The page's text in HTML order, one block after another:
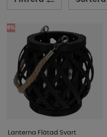
och smarta designer är
Scrolla runt bland våra
något
5%
Lanterna Flätad Svart